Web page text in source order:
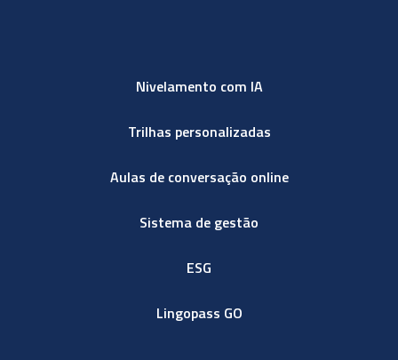
Nivelamento com IA
Trilhas personalizadas
Aulas de conversação online
Sistema de gestão
ESG
Lingopass GO